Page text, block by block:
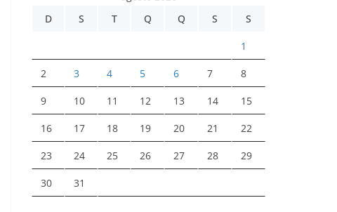
D
S T Q Q S S
1
2 3 4 5 6 7 8
9 10 11 12 13 14 15
16 17 18 19 20 21 22
23 24 25 26 27 28 29
30 31